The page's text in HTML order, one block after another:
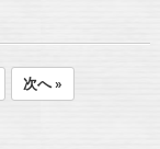
次へ »